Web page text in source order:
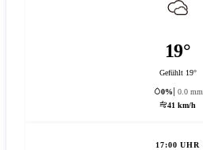
19°
Gefühlt 19°
0%
0.0 mm
41 km/h
17:00 UHR